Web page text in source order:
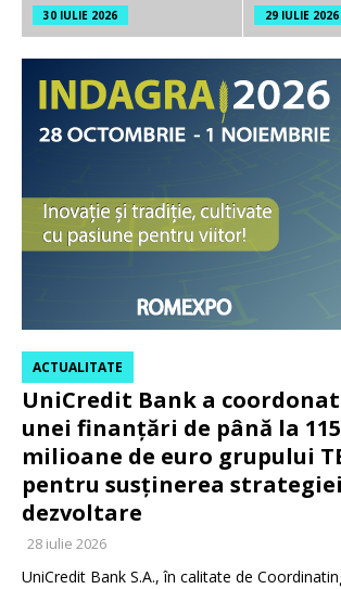
30 IULIE 2026 29 IULIE 2026
UniCredit Bank a
unei finanțări de până la
milioane de euro grupului
pentru susținerea
dezvoltare
ACTUALITATE
28 iulie 2026
UniCredit Bank S.A., în calitate de